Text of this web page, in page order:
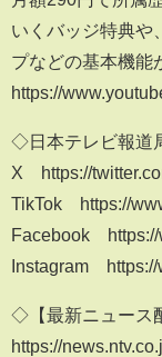
いくバッジ特典や
プなどの基本機能
https://
◇日本テレビ報道
X https://
TikTok https://
Facebook https://
Instagram https://
◇【最新ニュース
https://